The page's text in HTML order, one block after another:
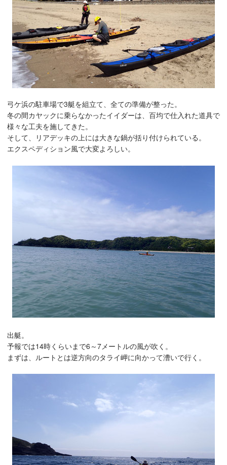
弓ケ浜の駐車場で3艇を組立て、全ての準備が整った。
冬の間カヤックに乗らなかったイイダーは、百均で仕入れた道具で
様々な工夫を施してきた。
そして、リアデッキの上には大きな鍋が括り付けられている。
エクスペディション風で大変よろしい。
出艇。
予報では14時くらいまで6～7メートルの風が吹く。
まずは、ルートとは逆方向のタライ岬に向かって漕いで行く。